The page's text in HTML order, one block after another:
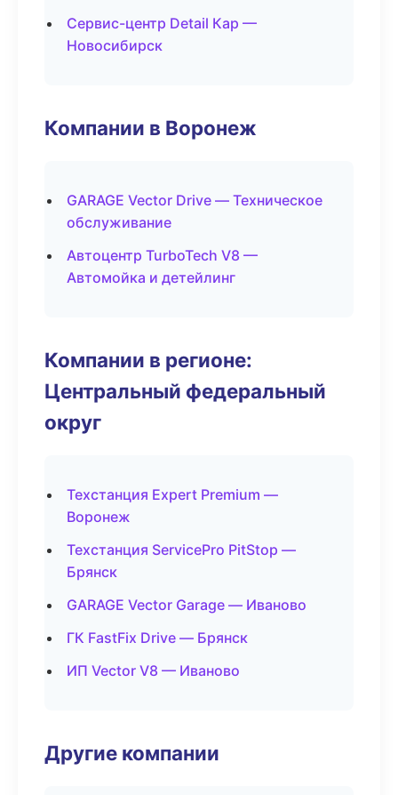
Сервис-центр Detail Кар —
Новосибирск
Компании в Воронеж
GARAGE Vector Drive — Техническое
обслуживание
Автоцентр TurboTech V8 —
Автомойка и детейлинг
Компании в регионе:
Центральный федеральный
округ
Техстанция Expert Premium —
Воронеж
Техстанция ServicePro PitStop —
Брянск
GARAGE Vector Garage — Иваново
ГК FastFix Drive — Брянск
ИП Vector V8 — Иваново
Другие компании